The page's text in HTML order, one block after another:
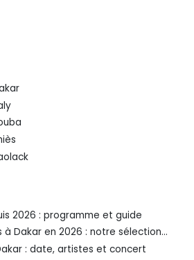
2026 : programme et guide
à Dakar en 2026 : notre sélection
: date, artistes et concert